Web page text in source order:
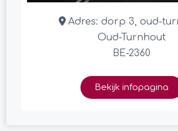
Adres: dorp 3, oud-
Oud-Turnhout
BE-2360
Bekijk infopagina